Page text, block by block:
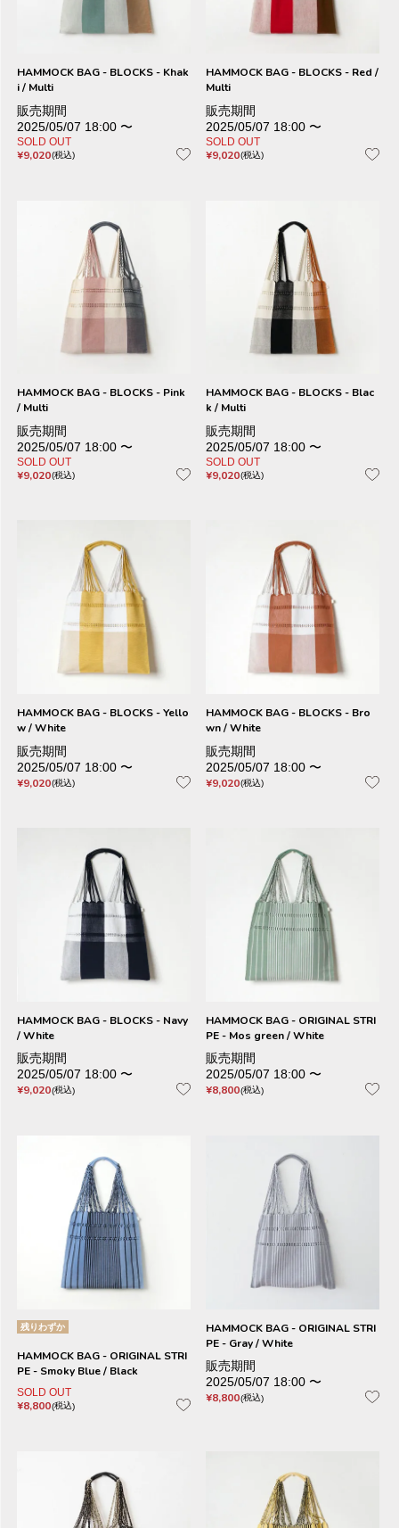
HAMMOCK BAG - BLOCKS - Khak
i / Multi
販売期間
2025/05/07 18:00 〜
SOLD OUT
¥9,020 税込
HAMMOCK BAG - BLOCKS - Red /
Multi
販売期間
2025/05/07 18:00 〜
SOLD OUT
¥9,020 税込
HAMMOCK BAG - BLOCKS - Pink
/ Multi
販売期間
2025/05/07 18:00 〜
SOLD OUT
¥9,020 税込
HAMMOCK BAG - BLOCKS - Blac
k / Multi
販売期間
2025/05/07 18:00 〜
SOLD OUT
¥9,020 税込
HAMMOCK BAG - BLOCKS - Yello
w / White
販売期間
2025/05/07 18:00 〜
¥9,020 税込
HAMMOCK BAG - BLOCKS - Bro
wn / White
販売期間
2025/05/07 18:00 〜
¥9,020 税込
HAMMOCK BAG - BLOCKS - Navy
/ White
販売期間
2025/05/07 18:00 〜
¥9,020 税込
HAMMOCK BAG - ORIGINAL STRI
PE - Mos green / White
販売期間
2025/05/07 18:00 〜
¥8,800 税込
残りわずか
HAMMOCK BAG - ORIGINAL STRI
PE - Smoky Blue / Black
SOLD OUT
¥8,800 税込
HAMMOCK BAG - ORIGINAL STRI
PE - Gray / White
販売期間
2025/05/07 18:00 〜
¥8,800 税込